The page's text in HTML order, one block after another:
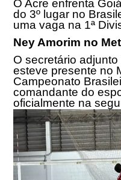
O Acre enfrenta
do 3º lugar no
uma vaga na 1ª
Ney Amorim no
O secretário
esteve presente no
Campeonato
comandante do
oficialmente na